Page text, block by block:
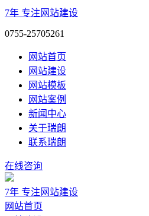
7年 专注网站建设
0755-25705261
网站首页
网站建设
网站模板
网站案例
新闻中心
关于瑞朗
联系瑞朗
在线咨询
7年 专注网站建设
网站首页